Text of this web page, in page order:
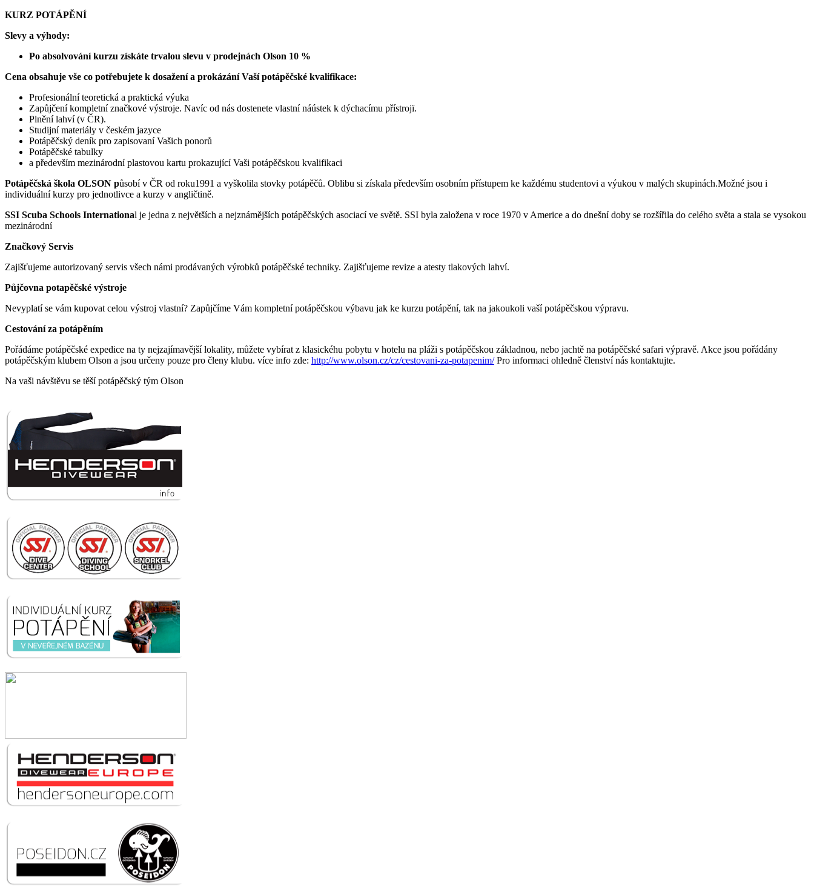
KURZ POTÁPĚNÍ
Slevy a výhody:
Po absolvování kurzu získáte trvalou slevu v prodejnách Olson 10 %
Cena obsahuje vše co potřebujete k dosažení a prokázání Vaší potápěčské kvalifikace:
Profesionální teoretická a praktická výuka
Zapůjčení kompletní značkové výstroje. Navíc od nás dostenete vlastní náústek k dýchacímu přístrojï.
Plnění lahví (v ČR).
Studijní materiály v českém jazyce
Potápěčský deník pro zapisovaní Vašich ponorů
Potápěčské tabulky
a především mezinárodní plastovou kartu prokazující Vaši potápěčskou kvalifikaci
Potápěčská škola OLSON působí v ČR od roku1991 a vyškolila stovky potápěčů. Oblibu si získala především osobním přístupem ke každému studentovi a výukou v malých skupinách.Možné jsou i
individuální kurzy pro jednotlivce a kurzy v angličtině.
SSI Scuba Schools International je jedna z největších a nejznámějších potápěčských asociací ve světě. SSI byla založena v roce 1970 v Americe a do dnešní doby se rozšířila do celého světa a stala se vysokou
mezinárodní
Značkový Servis
Zajišťujeme autorizovaný servis všech námi prodávaných výrobků potápěčské techniky. Zajišťujeme revize a atesty tlakových lahví.
Půjčovna potapěčské výstroje
Nevyplatí se vám kupovat celou výstroj vlastní? Zapůjčíme Vám kompletní potápěčskou výbavu jak ke kurzu potápění, tak na jakoukoli vaší potápěčskou výpravu.
Cestování za potápěním
Pořádáme potápěčské expedice na ty nejzajímavější lokality, můžete vybírat z klasickéhu pobytu v hotelu na pláži s potápěčskou základnou, nebo jachtě na potápěčské safari výpravě. Akce jsou pořádány
potápěčským klubem Olson a jsou určeny pouze pro členy klubu. více info zde: http://www.olson.cz/cz/cestovani-za-potapenim/Pro informaci ohledně členství nás kontaktujte.
Na vaši návštěvu se těší potápěčský tým Olson